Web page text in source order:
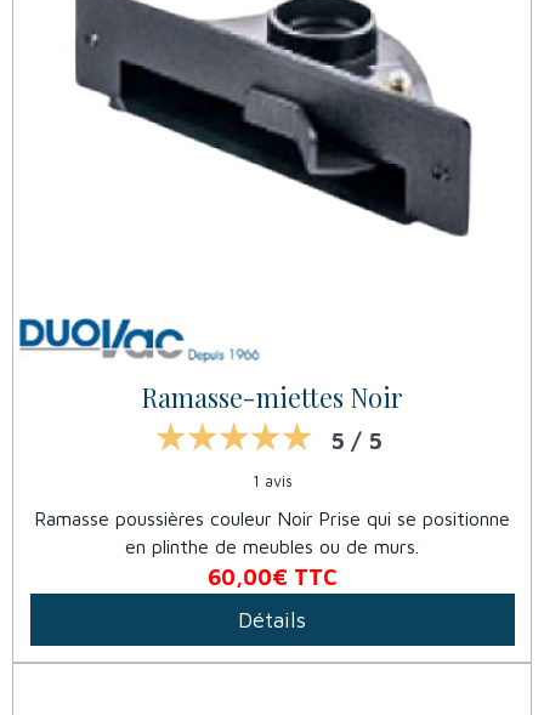
Ramasse-miettes Noir
5 / 5
1 avis
Ramasse poussières couleur Noir Prise qui se positionne
en plinthe de meubles ou de murs.
60,00€ TTC
Détails